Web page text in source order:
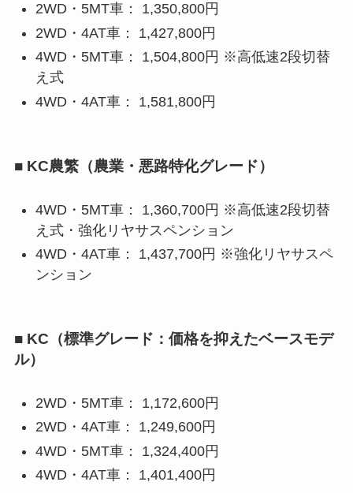
2WD・5MT車： 1,350,800円
2WD・4AT車： 1,427,800円
4WD・5MT車： 1,504,800円 ※高低速2段切替
え式
4WD・4AT車： 1,581,800円
■ KC農繁（農業・悪路特化グレード）
4WD・5MT車： 1,360,700円 ※高低速2段切替
え式・強化リヤサスペンション
4WD・4AT車： 1,437,700円 ※強化リヤサスペ
ンション
■ KC（標準グレード：価格を抑えたベースモデ
ル）
2WD・5MT車： 1,172,600円
2WD・4AT車： 1,249,600円
4WD・5MT車： 1,324,400円
4WD・4AT車： 1,401,400円